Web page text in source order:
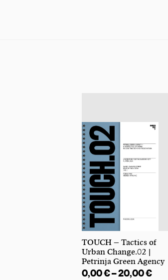
TOUCH – Tactics of
Urban Change.02 |
Petrinja Green Agency
0,00€–20,00€